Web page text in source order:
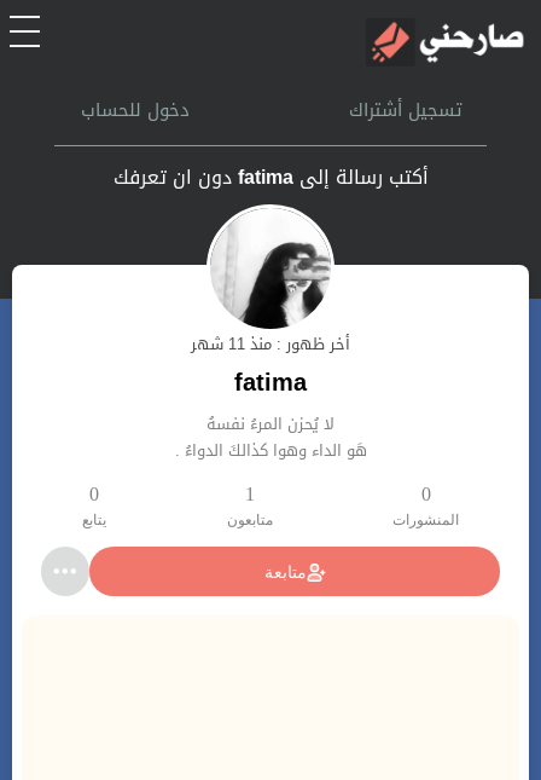
الرئيسيةتسجيل أشتراك دخول للحساب
أكتب رسالة إلىfatimaدون ان تعرفك
أخر ظهور : منذ 11 شهر
fatima
لا يُحزن المرءُ نفسهُ
هَو الداء وهوا كذالكَ الدواءُ .
0
المنشورات
1
متابعون
0
يتابع
متابعة